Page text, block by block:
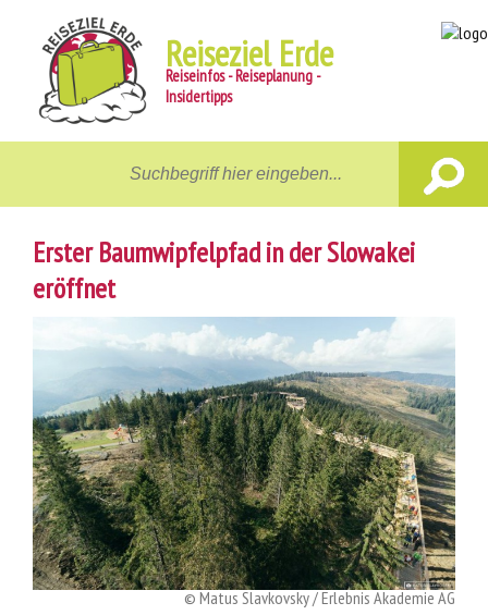
Reiseziel Erde
Reiseinfos - Reiseplanung -
Insidertipps
Unterwegs
Gastgeber
Aktiv
News
Reiseberichte
Service
Erster Baumwipfelpfad in der Slowakei
eröffnet
© Matus Slavkovsky / Erlebnis Akademie AG